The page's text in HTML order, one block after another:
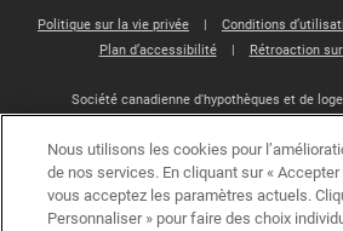
Politique sur la vie privée Conditions
Plan d’accessibilité
Rétroaction
Société canadienne d'hypothèques et de
Nous utilisons les cookies pour
de nos services. En cliquant sur «
vous acceptez les paramètres actuels.
Personnaliser » pour faire des choix